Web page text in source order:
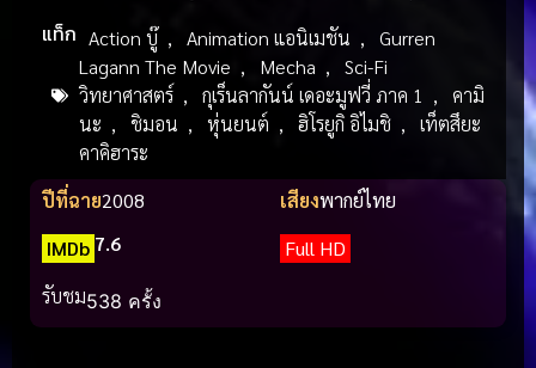
แท็ก Action บู๊ , Animation แอนิเมชัน ,
Gurren
Lagann The Movie , Mecha ,
Sci-Fi
วิทยาศาสตร์ , กุเร็นลากันน์ เดอะมูฟวี่ ภาค 1 ,
คามิ
นะ , ชิมอน , หุ่นยนต์ , ฮิโรยูกิ อิไมชิ ,
เท็ตสึยะ
คาคิฮาระ
ปีที่ฉาย2008 เสียงพากย์ไทย
IMDb 7.6
Full HD
รับชม538 ครั้ง